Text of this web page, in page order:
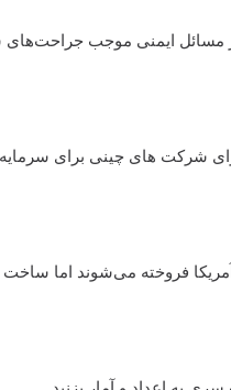
در مسائل ایمنی موجب
شرکت های چینی برای
فروخته می‌شوند اما ساخت